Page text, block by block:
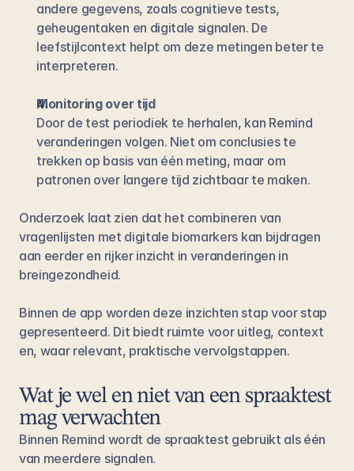
andere gegevens, zoals cognitieve tests,
geheugentaken en digitale signalen. De
leefstijlcontext helpt om deze metingen beter te
interpreteren.
Monitoring over tijd
Door de test periodiek te herhalen, kan Remind
veranderingen volgen. Niet om conclusies te
trekken op basis van één meting, maar om
patronen over langere tijd zichtbaar te maken.
Onderzoek laat zien dat het combineren van
vragenlijsten met digitale biomarkers kan bijdragen
aan eerder en rijker inzicht in veranderingen in
breingezondheid.
Binnen de app worden deze inzichten stap voor stap
gepresenteerd. Dit biedt ruimte voor uitleg, context
en, waar relevant, praktische vervolgstappen.
Wat je wel en niet van een spraaktest
mag verwachten
Binnen Remind wordt de spraaktest gebruikt als één
van meerdere signalen.